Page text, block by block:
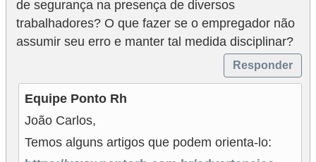
de segurança na presença de diversos
trabalhadores? O que fazer se o empregador não
assumir seu erro e manter tal medida disciplinar?
Responder
Equipe Ponto Rh
João Carlos,
Temos alguns artigos que podem orienta-lo: